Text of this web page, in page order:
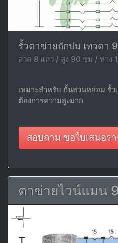
รั้วตาข่ายถักปม เทวดา
ลวด 8 แถว / สูง 90 ซม / ห่าง
เหมาะสำหรับ กั้นสวนหย่อม รั้
ต้องการความสูงมาก
สอบถาม ขอใบเสนอร
ตาข่ายไวน์แมน